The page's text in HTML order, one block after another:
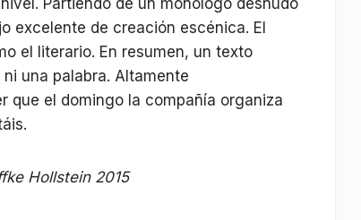
Partiendo de un monólogo desnudo
excelente de creación escénica. El
el literario. En resumen, un texto
una palabra. Altamente
que el domingo la compañía organiza
Hollstein 2015